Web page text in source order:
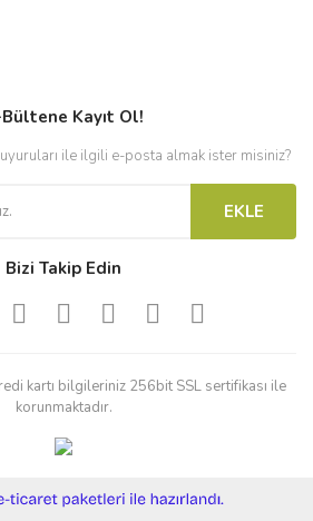
Kayıt Ol!
ile ilgili e-posta almak ister misiniz?
EKLE
Bizi Takip Edin
kartı bilgileriniz 256bit SSL sertifikası ile
korunmaktadır.
e-